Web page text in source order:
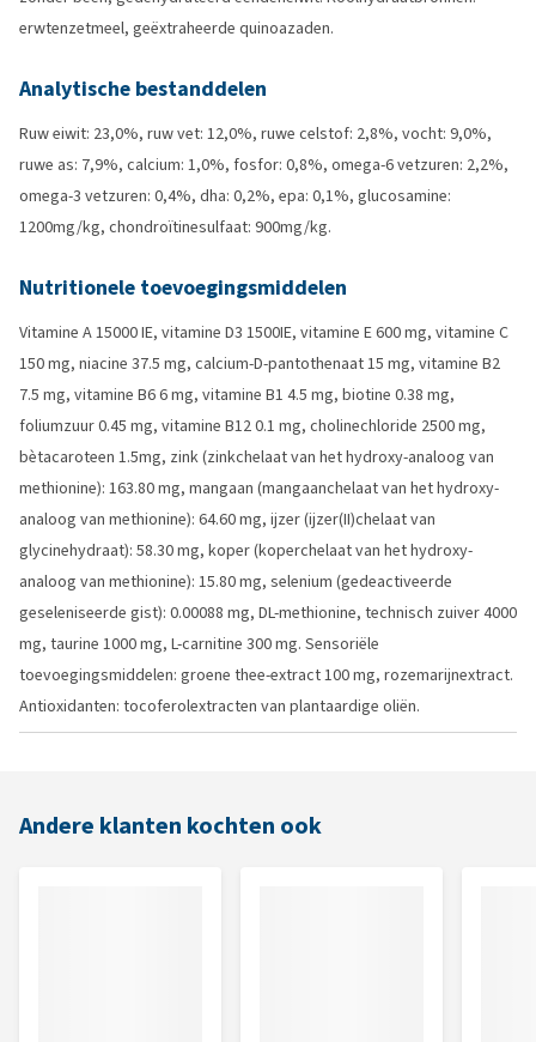
erwtenzetmeel, geëxtraheerde quinoazaden.
Analytische bestanddelen
Ruw eiwit: 23,0%, ruw vet: 12,0%, ruwe celstof: 2,8%, vocht: 9,0%,
ruwe as: 7,9%, calcium: 1,0%, fosfor: 0,8%, omega-6 vetzuren: 2,2%,
omega-3 vetzuren: 0,4%, dha: 0,2%, epa: 0,1%, glucosamine:
1200mg/kg, chondroïtinesulfaat: 900mg/kg.
Nutritionele toevoegingsmiddelen
Vitamine A 15000 IE, vitamine D3 1500IE, vitamine E 600 mg, vitamine C
150 mg, niacine 37.5 mg, calcium-D-pantothenaat 15 mg, vitamine B2
7.5 mg, vitamine B6 6 mg, vitamine B1 4.5 mg, biotine 0.38 mg,
foliumzuur 0.45 mg, vitamine B12 0.1 mg, cholinechloride 2500 mg,
bètacaroteen 1.5mg, zink (zinkchelaat van het hydroxy-analoog van
methionine): 163.80 mg, mangaan (mangaanchelaat van het hydroxy-
analoog van methionine): 64.60 mg, ijzer (ijzer(II)chelaat van
glycinehydraat): 58.30 mg, koper (koperchelaat van het hydroxy-
analoog van methionine): 15.80 mg, selenium (gedeactiveerde
geseleniseerde gist): 0.00088 mg, DL-methionine, technisch zuiver 4000
mg, taurine 1000 mg, L-carnitine 300 mg. Sensoriële
toevoegingsmiddelen: groene thee-extract 100 mg, rozemarijnextract.
Antioxidanten: tocoferolextracten van plantaardige oliën.
Andere klanten kochten ook